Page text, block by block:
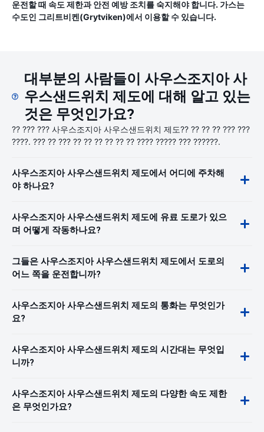
운전할 때 속도 제한과 안전 예방 조치를 숙지해야 합니다. 가스는
수도인 그리트비켄(Grytviken)에서 이용할 수 있습니다.
대부분의 사람들이 사우스조지아 사
우스샌드위치 제도에 대해 알고 있는
것은 무엇인가요?
?? ??? ??? 사우스조지아 사우스샌드위치 제도?? ?? ?? ?? ??? ???
????. ??? ?? ??? ?? ?? ?? ?? ?? ?? ???? ????? ??? ??????.
사우스조지아 사우스샌드위치 제도에서 어디에 주차해
야 하나요?
사우스조지아 사우스샌드위치 제도에 유료 도로가 있으
며 어떻게 작동하나요?
그들은 사우스조지아 사우스샌드위치 제도에서 도로의
어느 쪽을 운전합니까?
사우스조지아 사우스샌드위치 제도의 통화는 무엇인가
요?
사우스조지아 사우스샌드위치 제도의 시간대는 무엇입
니까?
사우스조지아 사우스샌드위치 제도의 다양한 속도 제한
은 무엇인가요?